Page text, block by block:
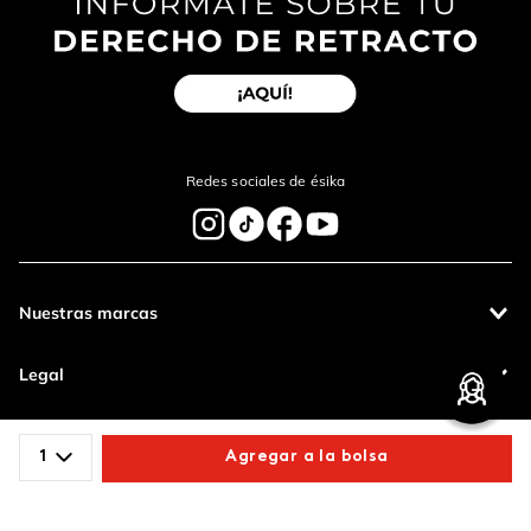
1 Agregar a la bolsa
Redes sociales de ésika
Nuestras marcas
Legal
Contáctanos